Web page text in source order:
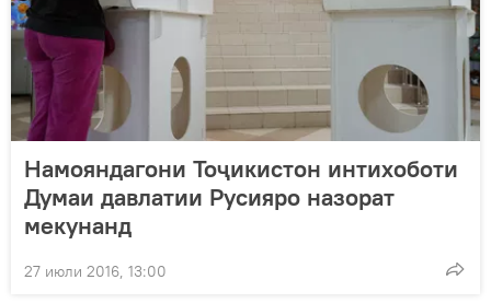
Намояндагони Тоҷикистон интихоботи
Думаи давлатии Русияро назорат
мекунанд
27 июли 2016, 13:00